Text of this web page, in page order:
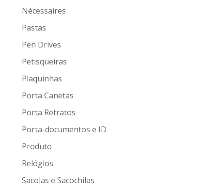
Nécessaires
Pastas
Pen Drives
Petisqueiras
Plaquinhas
Porta Canetas
Porta Retratos
Porta-documentos e ID
Produto
Relógios
Sacolas e Sacochilas